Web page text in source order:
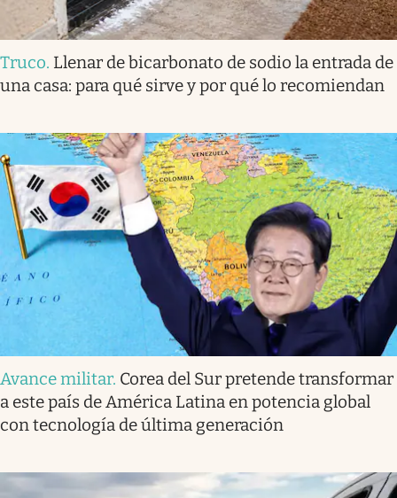
Truco. Llenar de bicarbonato de sodio la entrada de
una casa: para qué sirve y por qué lo recomiendan
Avance militar. Corea del Sur pretende transformar
a este país de América Latina en potencia global
con tecnología de última generación